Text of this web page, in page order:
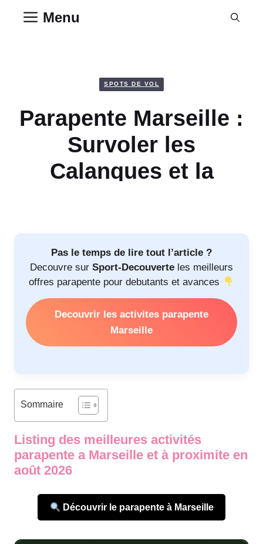
Menu
SPOTS DE VOL
Parapente Marseille :
Survoler les
Calanques et la
Pas le temps de lire tout l’article ?
Decouvre sur Sport-Decouverte les meilleurs
offres parapente pour debutants et avances
Decouvrir les activites parapente
Marseille
Sommaire
Listing des meilleures activités
parapente a Marseille et à proximite en
août 2026
Découvrir le parapente à Marseille